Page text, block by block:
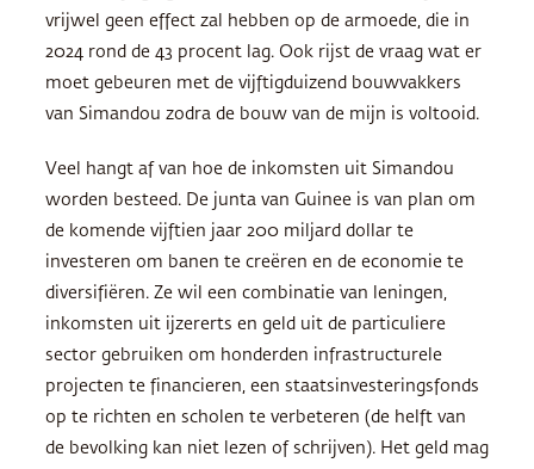
vrijwel geen effect zal hebben op de armoede, die in
2024 rond de 43 procent lag. Ook rijst de vraag wat er
moet gebeuren met de vijftigduizend bouwvakkers
van Simandou zodra de bouw van de mijn is voltooid.
Veel hangt af van hoe de inkomsten uit Simandou
worden besteed. De junta van Guinee is van plan om
de komende vijftien jaar 200 miljard dollar te
investeren om banen te creëren en de economie te
diversifiëren. Ze wil een combinatie van leningen,
inkomsten uit ijzererts en geld uit de particuliere
sector gebruiken om honderden infrastructurele
projecten te financieren, een staatsinvesteringsfonds
op te richten en scholen te verbeteren (de helft van
de bevolking kan niet lezen of schrijven). Het geld mag